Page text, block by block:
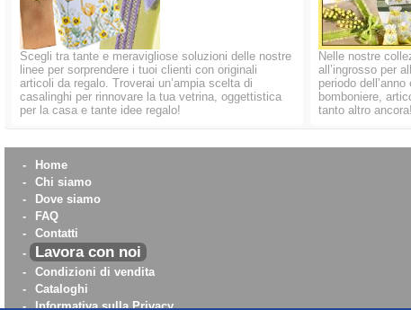
Scegli tra tante e meravigliose soluzioni delle nostre
linee per sorprendere i tuoi clienti con originali
articoli da regalo. Troverai un’ampia scelta di
casalinghi per rinnovare la tua vetrina, oggettistica
per la casa e tante idee regalo!
Nelle nostre
all’ingrosso per
periodo
bomboniere,
tanto altro ancora!
-
Home
-
Chi siamo
-
Dove siamo
-
FAQ
-
Contatti
-
Lavora con noi
-
Condizioni di vendita
-
Cataloghi
- Informativa sulla Privacy